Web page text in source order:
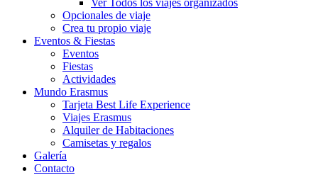
Ver Todos los viajes organizados
Opcionales de viaje
Crea tu propio viaje
Eventos & Fiestas
Eventos
Fiestas
Actividades
Mundo Erasmus
Tarjeta Best Life Experience
Viajes Erasmus
Alquiler de Habitaciones
Camisetas y regalos
Galería
Contacto